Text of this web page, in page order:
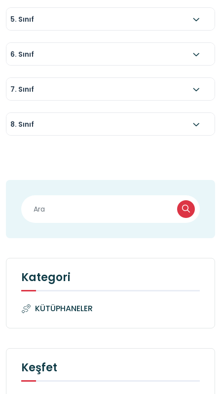
5. Sınıf
6. Sınıf
7. Sınıf
8. Sınıf
Kategori
KÜTÜPHANELER
Keşfet